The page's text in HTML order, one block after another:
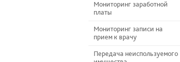
Мониторинг заработной
платы
Мониторинг записи на
прием к врачу
Передача неиспользуемого